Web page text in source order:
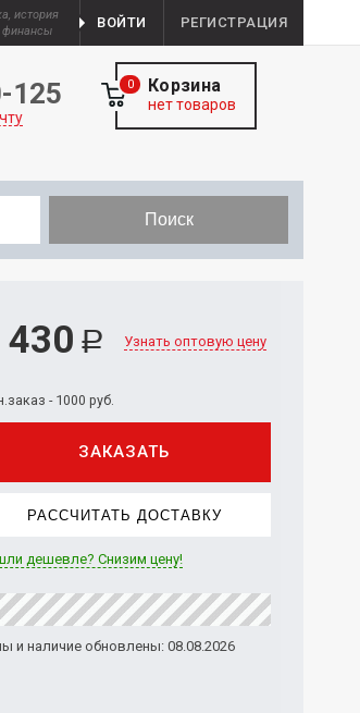
история
финансы
ВОЙТИ РЕГИСТРАЦИЯ
125 Корзина
0
нет товаров
Поиск
430 Р Узнать оптовую цену
- 1000 руб.
ЗАКАЗАТЬ
РАССЧИТАТЬ ДОСТАВКУ
дешевле? Снизим цену!
и наличие обновлены: 08.08.2026